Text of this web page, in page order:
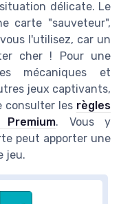
délicate. Le
carte "sauveteur",
l'utilisez, car un
cher ! Pour une
mécaniques et
jeux captivants,
consulter les règles
. Vous y
peut apporter une
jeu.